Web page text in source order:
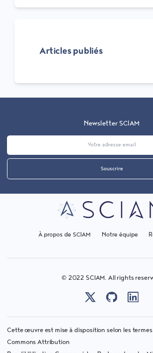
Articles publiés
Newsletter SCIAM
Souscrire
À propos de SCIAM Notre équipe
© 2022 SCIAM. All rights
Cette œuvre est mise à disposition selon les
Commons Attribution